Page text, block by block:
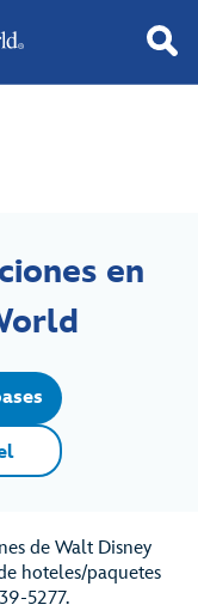
en
de Walt Disney
hoteles/paquetes
5277.